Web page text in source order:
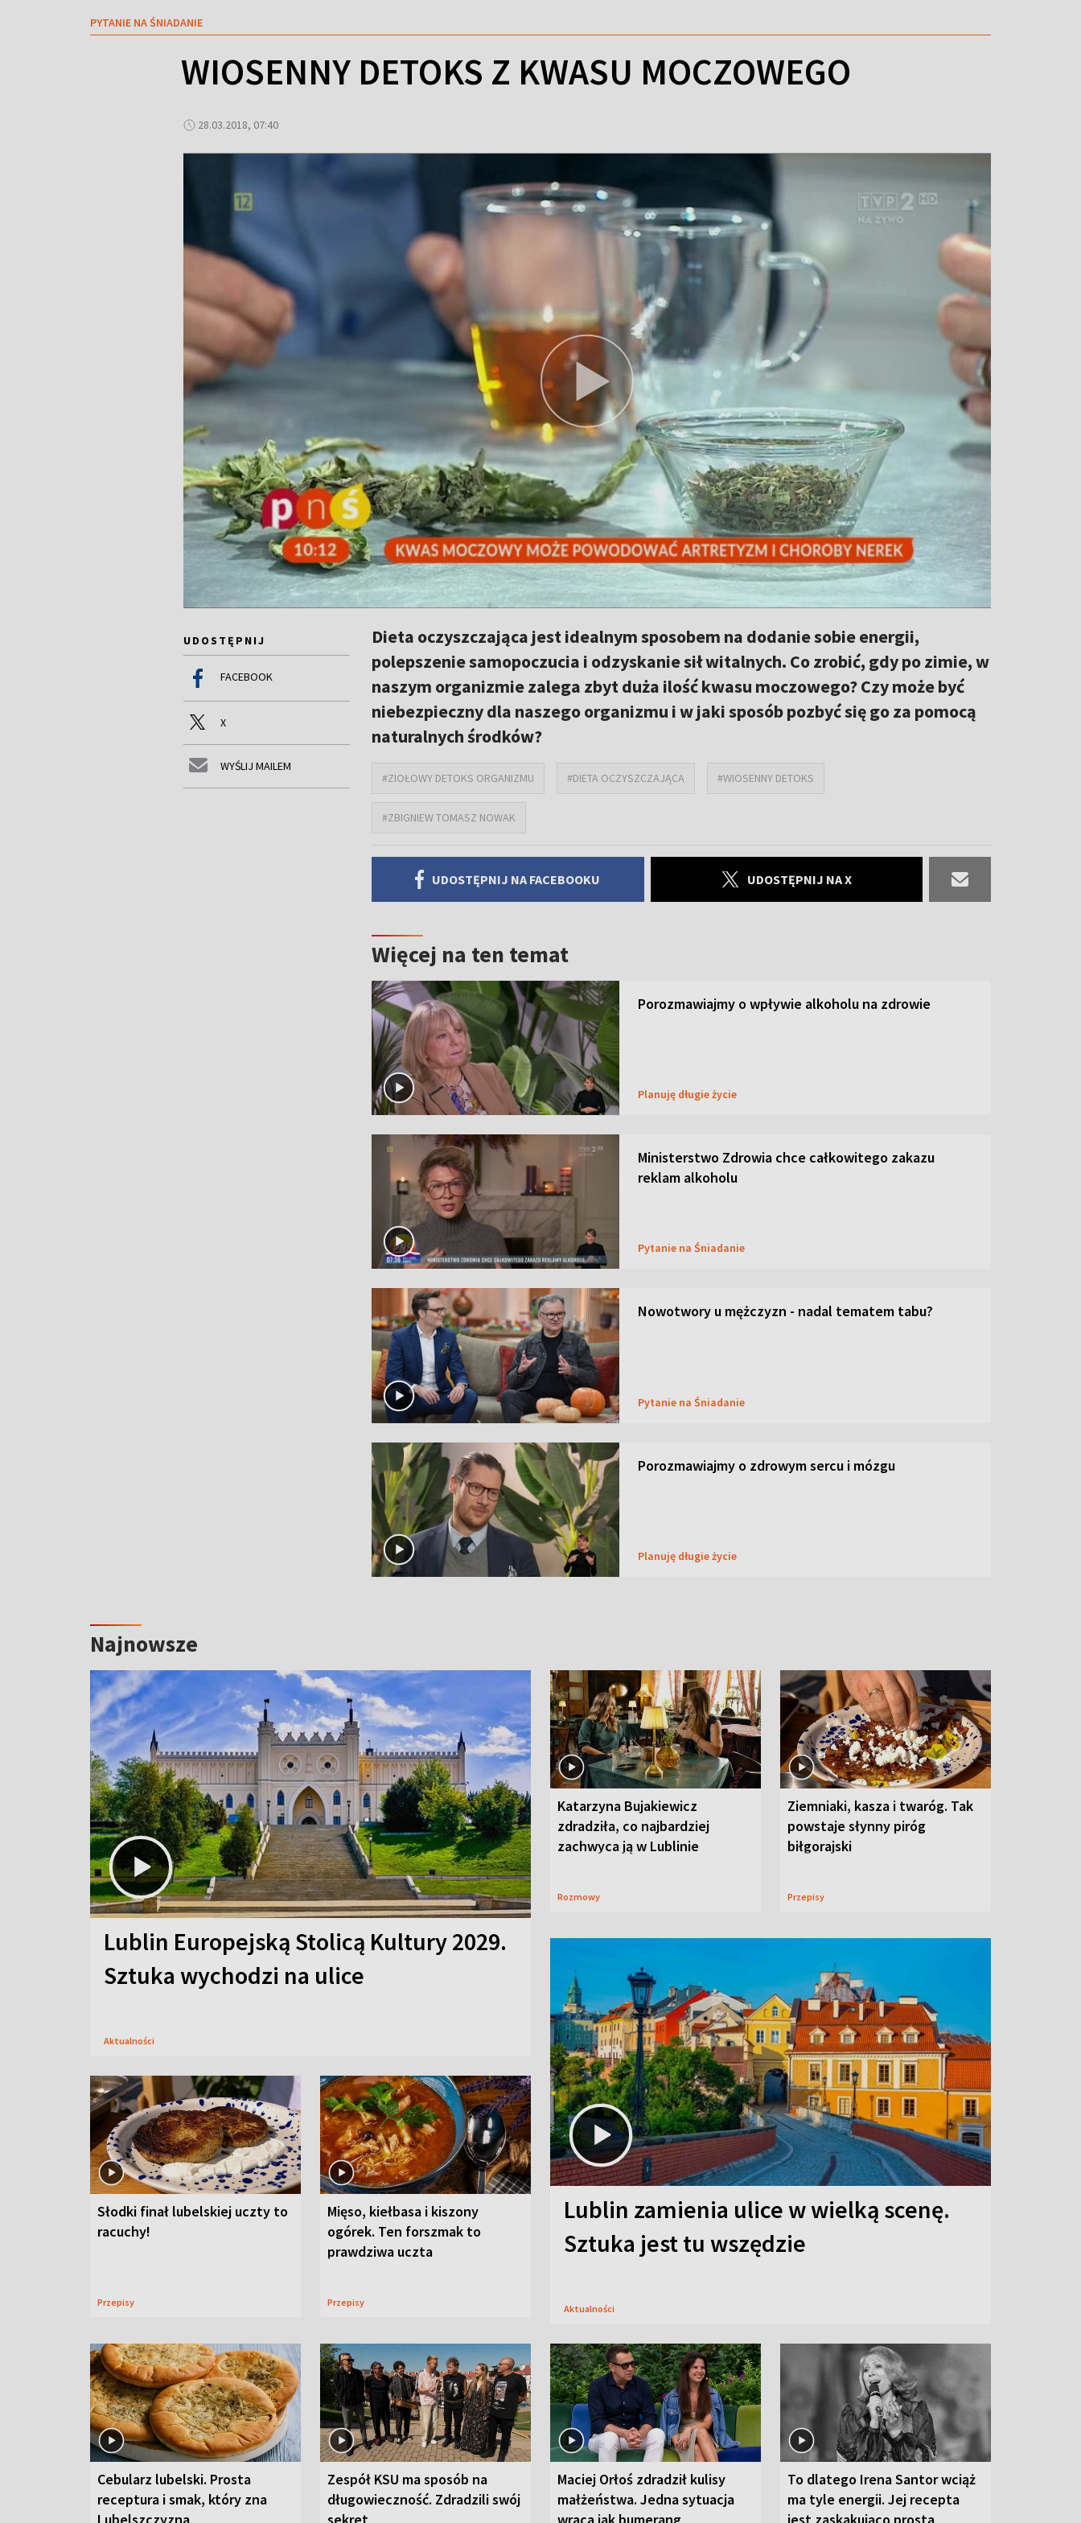
PYTANIE NA ŚNIADANIE
WIOSENNY DETOKS Z KWASU MOCZOWEGO
28.03.2018, 07:40
UDOSTĘPNIJ
FACEBOOK
X
WYŚLIJ MAILEM
Dieta oczyszczająca jest idealnym sposobem na dodanie sobie energii,
polepszenie samopoczucia i odzyskanie sił witalnych. Co zrobić, gdy po zimie, w
naszym organizmie zalega zbyt duża ilość kwasu moczowego? Czy może być
niebezpieczny dla naszego organizmu i w jaki sposób pozbyć się go za pomocą
naturalnych środków?
#ZIOŁOWY DETOKS ORGANIZMU #DIETA OCZYSZCZAJĄCA #WIOSENNY DETOKS
#ZBIGNIEW TOMASZ NOWAK
UDOSTĘPNIJ NA FACEBOOKU UDOSTĘPNIJ NA X
Więcej na ten temat
Porozmawiajmy o wpływie alkoholu na zdrowie
Planuję długie życie
Ministerstwo Zdrowia chce całkowitego zakazu
reklam alkoholu
Pytanie na Śniadanie
Nowotwory u mężczyzn - nadal tematem tabu?
Pytanie na Śniadanie
Porozmawiajmy o zdrowym sercu i mózgu
Planuję długie życie
Najnowsze
Lublin Europejską Stolicą Kultury 2029.
Sztuka wychodzi na ulice
Aktualności
Katarzyna Bujakiewicz
zdradziła, co najbardziej
zachwyca ją w Lublinie
Rozmowy
Ziemniaki, kasza i twaróg. Tak
powstaje słynny piróg
biłgorajski
Przepisy
Słodki finał lubelskiej uczty to
racuchy!
Przepisy
Mięso, kiełbasa i kiszony
ogórek. Ten forszmak to
prawdziwa uczta
Przepisy
Lublin zamienia ulice w wielką scenę.
Sztuka jest tu wszędzie
Aktualności
Cebularz lubelski. Prosta
receptura i smak, który zna
Zespół KSU ma sposób na
długowieczność. Zdradzili swój
Maciej Orłoś zdradził kulisy
małżeństwa. Jedna sytuacja
To dlatego Irena Santor wciąż
ma tyle energii. Jej recepta